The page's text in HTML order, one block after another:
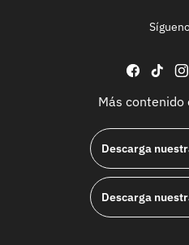
facebook
Más contenido
Descarga
Descarga